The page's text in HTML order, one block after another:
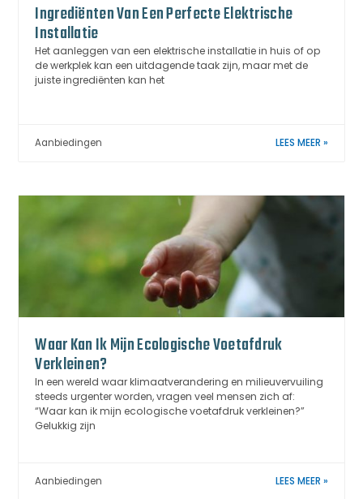
Ingrediënten Van Een Perfecte Elektrische
Installatie
Het aanleggen van een elektrische installatie in huis of op
de werkplek kan een uitdagende taak zijn, maar met de
juiste ingrediënten kan het
Aanbiedingen LEES MEER »
Waar Kan Ik Mijn Ecologische Voetafdruk
Verkleinen?
In een wereld waar klimaatverandering en milieuvervuiling
steeds urgenter worden, vragen veel mensen zich af:
“Waar kan ik mijn ecologische voetafdruk verkleinen?”
Gelukkig zijn
Aanbiedingen LEES MEER »